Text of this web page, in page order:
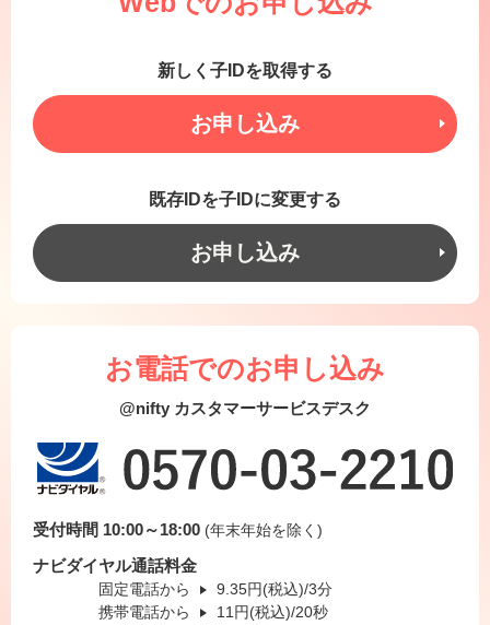
新しく子IDを取得する
お申し込み
既存IDを子IDに変更する
お申し込み
お電話でのお申し込み
@nifty カスタマーサービスデスク
受付時間 10:00～18:00 (年末年始を除く)
ナビダイヤル通話料金
固定電話から
9.35円(税込)/3分
携帯電話から
11円(税込)/20秒